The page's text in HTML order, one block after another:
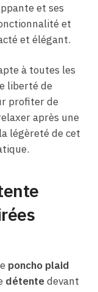
et ses
et
et élégant.
à toutes les
liberté de
profiter de
après une
légèreté de cet
poncho plaid
détentedevant